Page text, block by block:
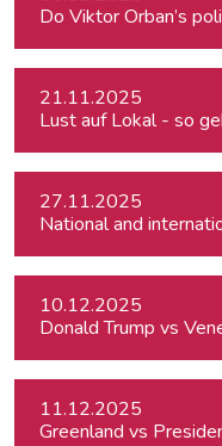
Do Viktor Orban’s
21.11.2025
Lust auf Lokal - so
27.11.2025
10.12.2025
Donald Trump vs
11.12.2025
Greenland vs